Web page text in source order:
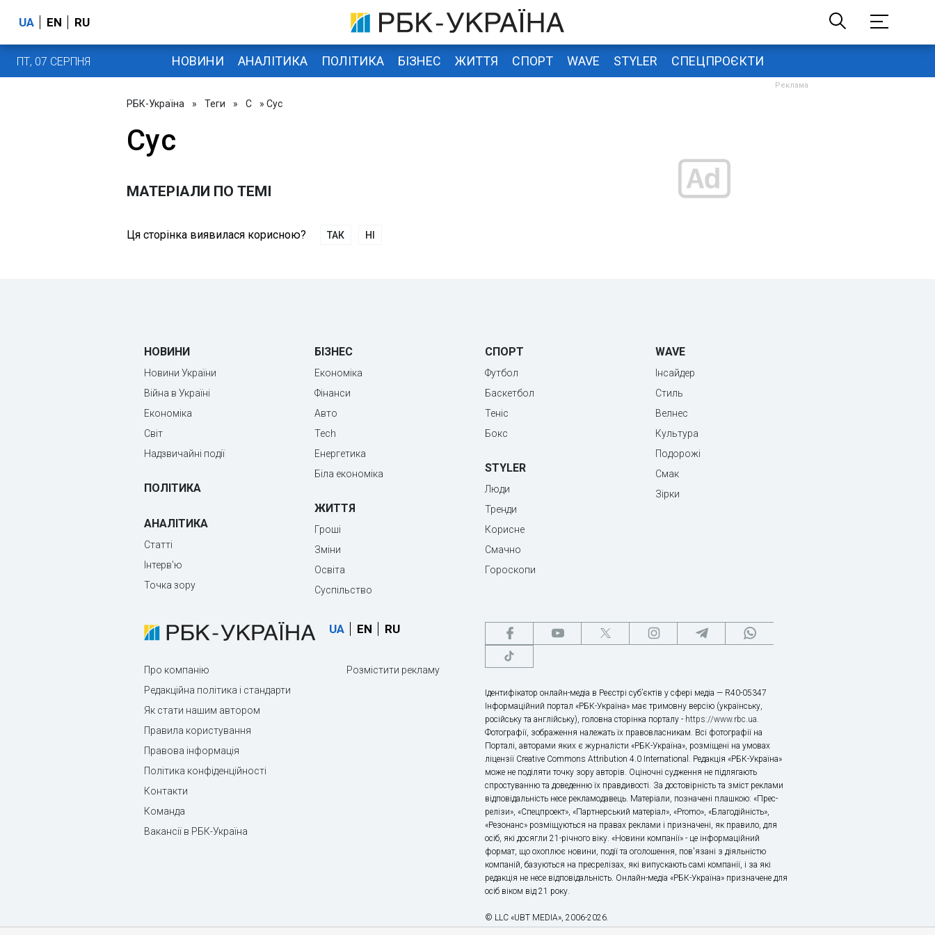
UA EN RU
ПТ, 07 СЕРПНЯ НОВИНИ АНАЛІТИКА ПОЛІТИКА БІЗНЕС ЖИТТЯ СПОРТ WAVE STYLER СПЕЦПРОЄКТИ
РБК-Україна » Теги » С » Сус
Сус
МАТЕРІАЛИ ПО ТЕМІ
Ця сторінка виявилася корисною? ТАК НІ
НОВИНИ
Новини України
Війна в Україні
Економіка
Світ
Надзвичайні події
ПОЛІТИКА
АНАЛІТИКА
Статті
Інтерв'ю
Точка зору
БІЗНЕС
Економіка
Фінанси
Авто
Tech
Енергетика
Біла економіка
ЖИТТЯ
Гроші
Зміни
Освіта
Суспільство
СПОРТ
Футбол
Баскетбол
Теніс
Бокс
STYLER
Люди
Тренди
Корисне
Смачно
Гороскопи
WAVE
Інсайдер
Стиль
Велнес
Культура
Подорожі
Смак
Зірки
UA EN RU
Про компанію
Редакційна політика і стандарти
Як стати нашим автором
Правила користування
Правова інформація
Політика конфіденційності
Контакти
Команда
Вакансії в РБК-Україна
Розмістити рекламу
Ідентифікатор онлайн-медіа в Реєстрі суб’єктів у сфері медіа — R40-05347
Інформаційний портал «РБК-Україна» має тримовну версію (українську,
російську та англійську), головна сторінка порталу - https://www.rbc.ua.
Фотографії, зображення належать їх правовласникам. Всі фотографії на
Порталі, авторами яких є журналісти «РБК-Україна», розміщені на умовах
ліцензії Creative Commons Attribution 4.0 International. Редакція «РБК-Україна»
може не поділяти точку зору авторів. Оціночні судження не підлягають
спростуванню та доведенню їх правдивості. За достовірність та зміст реклами
відповідальність несе рекламодавець. Матеріали, позначені плашкою: «Прес-
релізи», «Спецпроект», «Партнерський матеріал», «Promo», «Благодійність»,
«Резонанс» розміщуються на правах реклами і призначені, як правило, для
осіб, які досягли 21-річного віку. «Новини компанії» - це інформаційний
формат, що охоплює новини, події та оголошення, пов'язані з діяльністю
компаній, базуються на пресрелізах, які випускають самі компанії, і за які
редакція не несе відповідальність. Онлайн-медіа «РБК-Україна» призначене для
осіб віком від 21 року.
© LLC «UBT MEDIA», 2006-2026.